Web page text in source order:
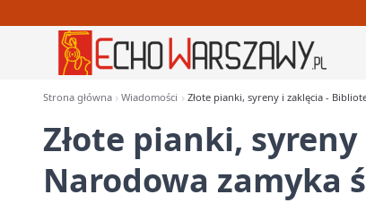
Strona główna Wiadomości Złote pianki, syreny i zaklęcia -
Złote pianki,
Narodowa zamyka